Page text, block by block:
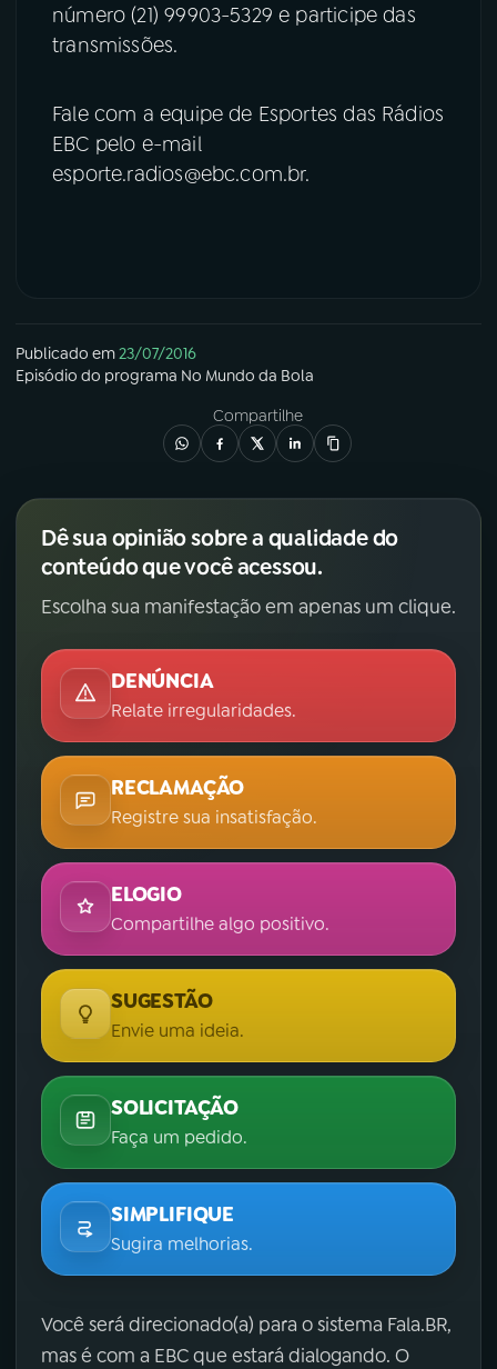
número (21) 99903-5329 e participe das
transmissões.
Fale com a equipe de Esportes das Rádios
EBC pelo e-mail
esporte.radios@ebc.com.br.
Publicado em23/07/2016
Episódio do programa No Mundo da Bola
Compartilhe
Dê sua opinião sobre a qualidade do
conteúdo que você acessou.
Escolha sua manifestação em apenas um clique.
DENÚNCIA
Relate irregularidades.
RECLAMAÇÃO
Registre sua insatisfação.
ELOGIO
Compartilhe algo positivo.
SUGESTÃO
Envie uma ideia.
SOLICITAÇÃO
Faça um pedido.
SIMPLIFIQUE
Sugira melhorias.
Você será direcionado(a) para o sistema Fala.BR,
mas é com a EBC que estará dialogando. O